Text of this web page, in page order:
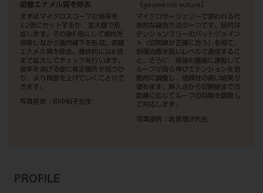
遊離エナメル質を除去
まずはマイクロスコープの倍率を
3.2倍にセットするか、拡大鏡で形
成します。その後5 倍にして歯肉を
排除しながら歯肉縁下を形成、遊離
エナメル質を除去。最終的には8 倍
まで拡大してチェックを行います。
倍率をあげる度に修正箇所が見つか
り、より精度を上げていくことがで
きます。
写真提供：田中裕子先生
（geometric suture）
マイクロサージェリーで使われる代
表的な縫合方法の一つです。目的は
テンションフリーのバットジョイン
ト（切開線が正確に合う）を得て、
創傷治癒を高いレベルで達成するこ
と。さらに、術後の腫脹に連動して
ループが自ら伸びてテンションを自
動的に調整し、信頼性の高い結果が
望めます。刺入点から切開線までの
距離に応じてループの回数を調整し
て対応します。
写真提供：岩泉理沙先生
PROFILE